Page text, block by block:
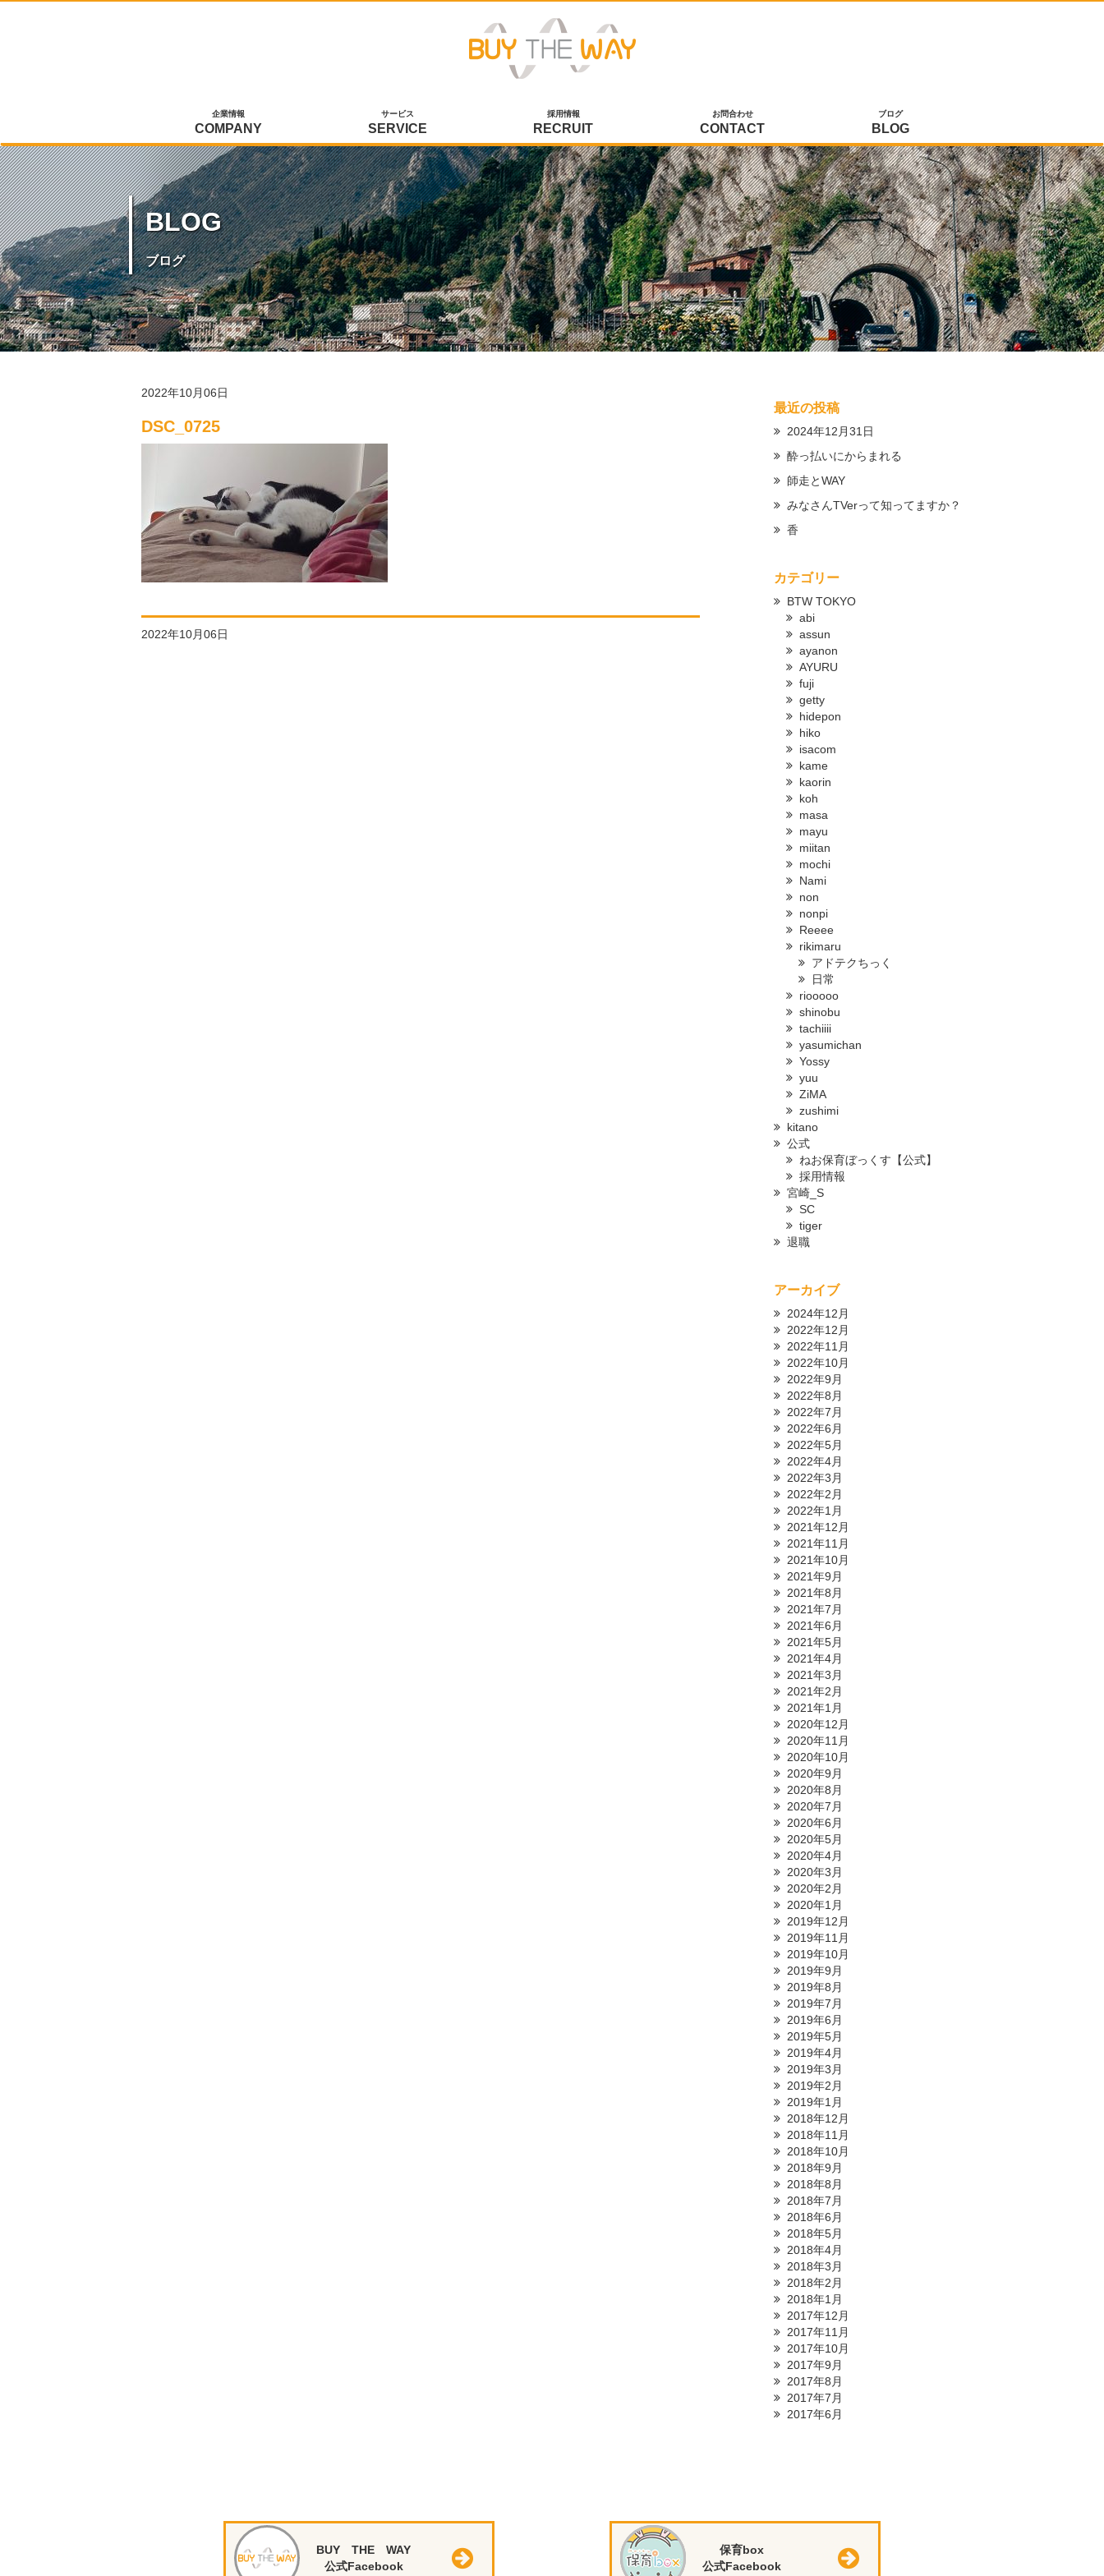
企業情報
COMPANY
サービス
SERVICE
採用情報
RECRUIT
お問合わせ
CONTACT
ブログ
BLOG
BLOG
ブログ
2022年10月06日
DSC_0725
2022年10月06日
最近の投稿
2024年12月31日
酔っ払いにからまれる
師走とWAY
みなさんTVerって知ってますか？
香
カテゴリー
BTW TOKYO
abi
assun
ayanon
AYURU
fuji
getty
hidepon
hiko
isacom
kame
kaorin
koh
masa
mayu
miitan
mochi
Nami
non
nonpi
Reeee
rikimaru
アドテクちっく
日常
riooooo
shinobu
tachiiii
yasumichan
Yossy
yuu
ZiMA
zushimi
kitano
公式
ねお保育ぼっくす【公式】
採用情報
宮崎_S
SC
tiger
退職
アーカイブ
2024年12月
2022年12月
2022年11月
2022年10月
2022年9月
2022年8月
2022年7月
2022年6月
2022年5月
2022年4月
2022年3月
2022年2月
2022年1月
2021年12月
2021年11月
2021年10月
2021年9月
2021年8月
2021年7月
2021年6月
2021年5月
2021年4月
2021年3月
2021年2月
2021年1月
2020年12月
2020年11月
2020年10月
2020年9月
2020年8月
2020年7月
2020年6月
2020年5月
2020年4月
2020年3月
2020年2月
2020年1月
2019年12月
2019年11月
2019年10月
2019年9月
2019年8月
2019年7月
2019年6月
2019年5月
2019年4月
2019年3月
2019年2月
2019年1月
2018年12月
2018年11月
2018年10月
2018年9月
2018年8月
2018年7月
2018年6月
2018年5月
2018年4月
2018年3月
2018年2月
2018年1月
2017年12月
2017年11月
2017年10月
2017年9月
2017年8月
2017年7月
2017年6月
BUY THE WAY
公式Facebook
保育box
公式Facebook